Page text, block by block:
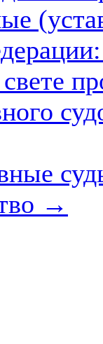
→